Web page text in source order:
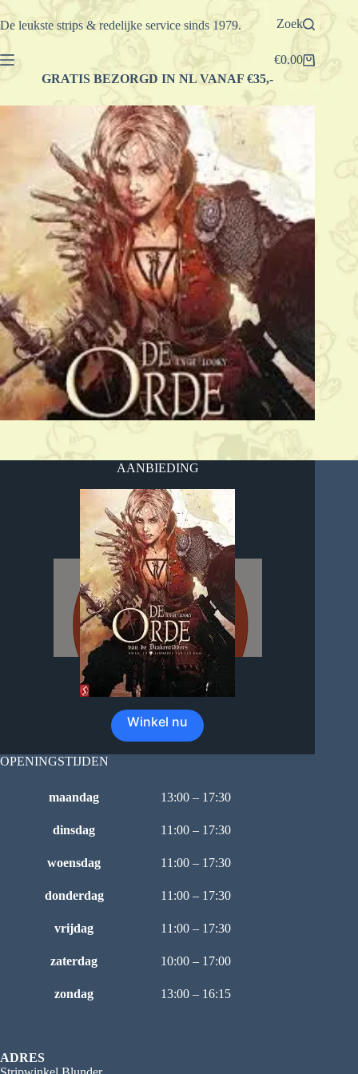
Ga
naar
De leukste strips & redelijke service sinds 1979. Zoek
Winkelwagen
€0.00
GRATIS BEZORGD IN NL VANAF €35,-
AANBIEDING
Winkel nu
OPENINGSTIJDEN
maandag 13:00 – 17:30
dinsdag 11:00 – 17:30
woensdag 11:00 – 17:30
donderdag 11:00 – 17:30
vrijdag 11:00 – 17:30
zaterdag 10:00 – 17:00
zondag 13:00 – 16:15
ADRES